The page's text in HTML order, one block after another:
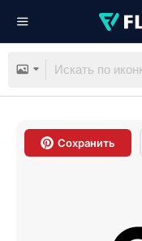
Сохранить